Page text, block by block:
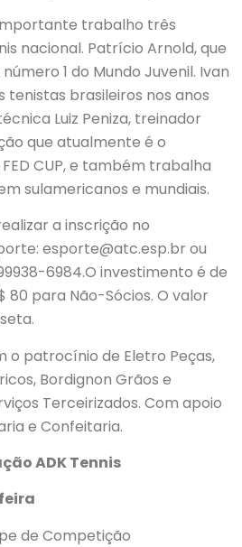
trabalho três
nacional. Patrício Arnold, que
1 do Mundo Juvenil. Ivan
tenistas brasileiros nos anos
Luiz Peniza, treinador
que atualmente é o
CUP, e também trabalha
sulamericanos e mundiais.
a inscrição no
esporte@atc.esp.br ou
6984.O investimento é de
80 para Não-Sócios. O valor
o patrocínio de Eletro Peças,
Bordignon Grãos e
Terceirizados. Com apoio
e Confeitaria.
ADK Tennis
de Competição